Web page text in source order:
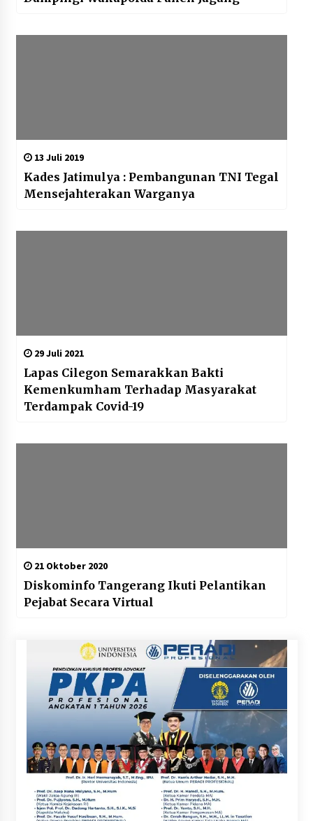
13 Juli 2019
Kades Jatimulya : Pembangunan TNI Tegal
Mensejahterakan Warganya
29 Juli 2021
Lapas Cilegon Semarakkan Bakti
Kemenkumham Terhadap Masyarakat
Terdampak Covid-19
21 Oktober 2020
Diskominfo Tangerang Ikuti Pelantikan
Pejabat Secara Virtual